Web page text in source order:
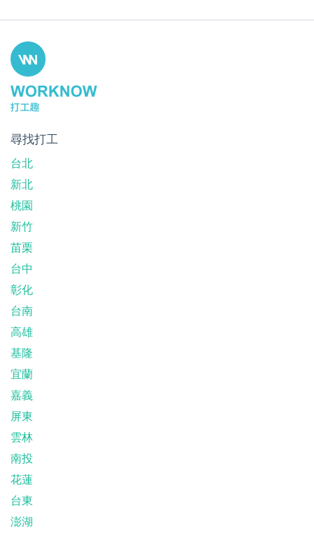
尋找打工
台北
新北
桃園
新竹
苗栗
台中
彰化
台南
高雄
基隆
宜蘭
嘉義
屏東
雲林
南投
花蓮
台東
澎湖